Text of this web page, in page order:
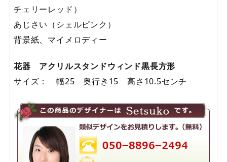
チェリーレッド）
あじさい（シェルピンク）
背景紙、マイメロディー
花器 アクリルスタンドウィンド黒長方形
サイズ： 幅25 奥行き15 高さ10.5センチ